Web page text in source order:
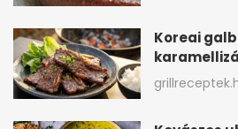
Koreai
rövidborda